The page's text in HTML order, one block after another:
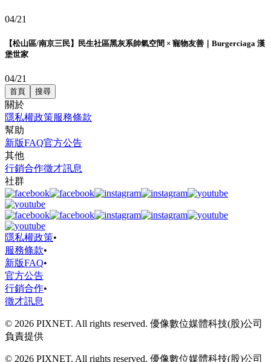
04/21
【松山區/南京三民】民生社區黑灰系帥氣空間 × 寵物友善｜Burgerciaga 漢
堡世家
04/21
首頁 搜尋
關於
隱私權政策服務條款
幫助
新版FAQ官方公告
其他
行銷合作徵才訊息
社群
隱私權政策•
服務條款•
新版FAQ•
官方公告
行銷合作•
徵才訊息
© 2026 PIXNET. All rights reserved. 優像數位媒體科技(股)公司
負責提供
© 2026 PIXNET. All rights reserved. 優像數位媒體科技(股)公司